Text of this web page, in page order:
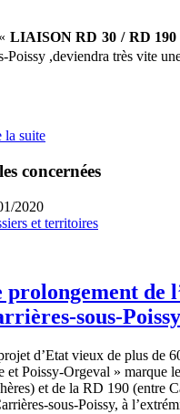
LIAISON RD 30 / RD
Poissy ,deviendra très vite
la suite
concernées
2020
et territoires
prolongement de
sous-
d’Etat vieux de plus de
et Poissy-Orgeval » marque
et de la RD 190 (entre
sous-Poissy, à